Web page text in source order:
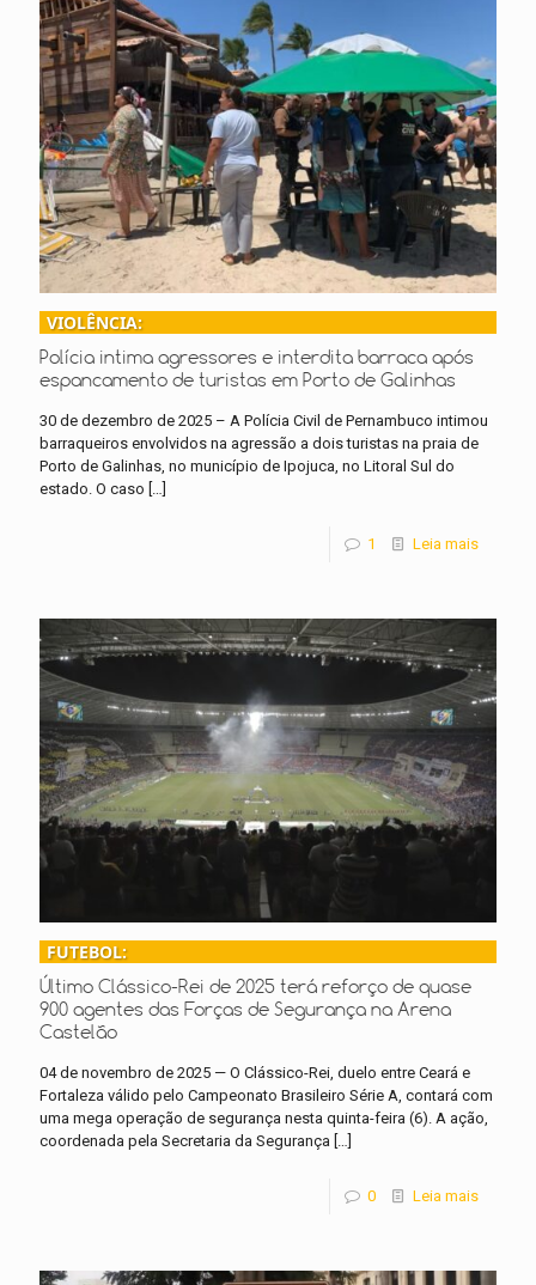
VIOLÊNCIA:
Polícia intima agressores e interdita barraca após
espancamento de turistas em Porto de Galinhas
30 de dezembro de 2025 – A Polícia Civil de Pernambuco intimou
barraqueiros envolvidos na agressão a dois turistas na praia de
Porto de Galinhas, no município de Ipojuca, no Litoral Sul do
estado. O caso […]
1 Leia mais
FUTEBOL:
Último Clássico-Rei de 2025 terá reforço de quase
900 agentes das Forças de Segurança na Arena
Castelão
04 de novembro de 2025 — O Clássico-Rei, duelo entre Ceará e
Fortaleza válido pelo Campeonato Brasileiro Série A, contará com
uma mega operação de segurança nesta quinta-feira (6). A ação,
coordenada pela Secretaria da Segurança […]
0 Leia mais